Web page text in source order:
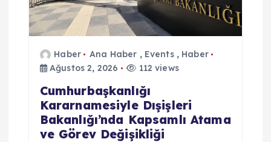
Haber Ana Haber , Events, Haber
Ağustos 2, 2026
112 views
Cumhurbaşkanlığı
Kararnamesiyle Dışişleri
Bakanlığı’nda Kapsamlı Atama
ve Görev Değişikliği